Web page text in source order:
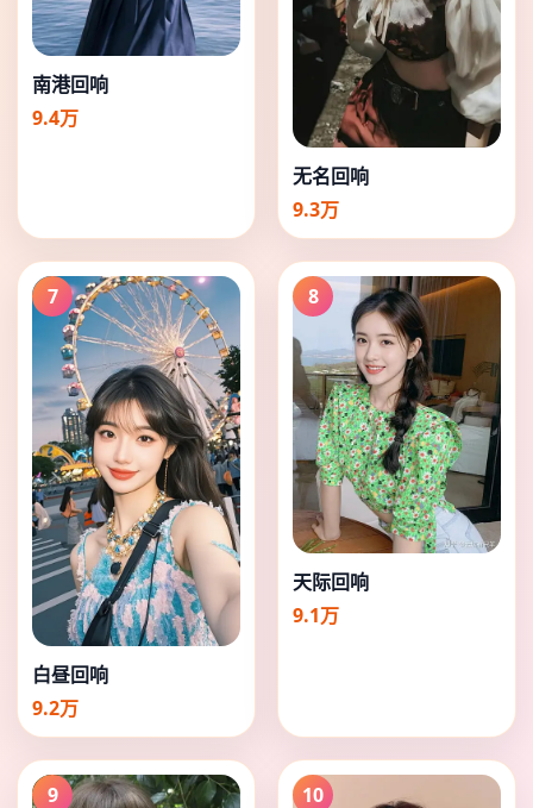
南港回响
9.4万
无名回响
9.3万
7
白昼回响
9.2万
8
天际回响
9.1万
9 10